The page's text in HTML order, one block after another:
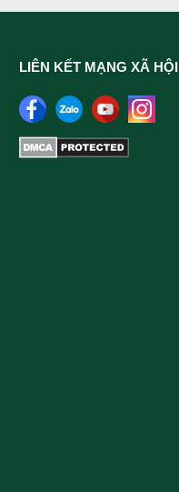
LIÊN KẾT MẠNG XÃ HỘI